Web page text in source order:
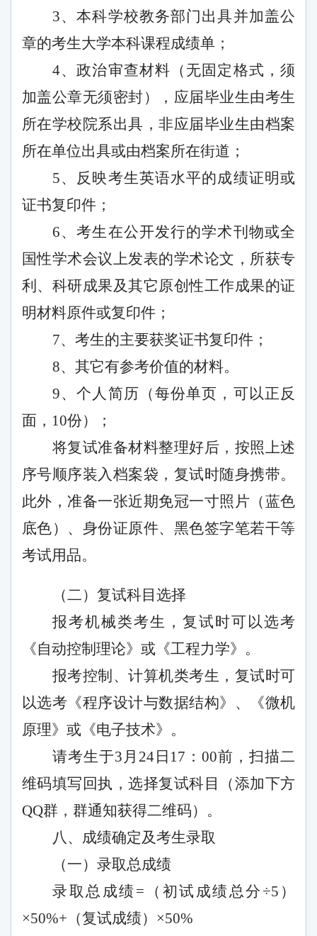
3、本科学校教务部门出具并加盖公
章的考生大学本科课程成绩单；
4、政治审查材料（无固定格式，须
加盖公章无须密封），应届毕业生由考生
所在学校院系出具，非应届毕业生由档案
所在单位出具或由档案所在街道；
5、反映考生英语水平的成绩证明或
证书复印件；
6、考生在公开发行的学术刊物或全
国性学术会议上发表的学术论文，所获专
利、科研成果及其它原创性工作成果的证
明材料原件或复印件；
7、考生的主要获奖证书复印件；
8、其它有参考价值的材料。
9、个人简历（每份单页，可以正反
面，10份）；
将复试准备材料整理好后，按照上述
序号顺序装入档案袋，复试时随身携带。
此外，准备一张近期免冠一寸照片（蓝色
底色）、身份证原件、黑色签字笔若干等
考试用品。
（二）复试科目选择
报考机械类考生，复试时可以选考
《自动控制理论》或《工程力学》。
报考控制、计算机类考生，复试时可
以选考《程序设计与数据结构》、《微机
原理》或《电子技术》。
请考生于3月24日17：00前，扫描二
维码填写回执，选择复试科目（添加下方
QQ群，群通知获得二维码）。
八、成绩确定及考生录取
（一）录取总成绩
录取总成绩=（初试成绩总分÷5）
×50%+（复试成绩）×50%